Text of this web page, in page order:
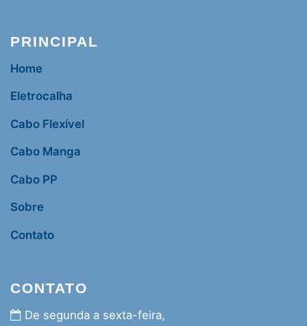
PRINCIPAL
Home
Eletrocalha
Cabo Flexível
Cabo Manga
Cabo PP
Sobre
Contato
CONTATO
De segunda a sexta-feira,